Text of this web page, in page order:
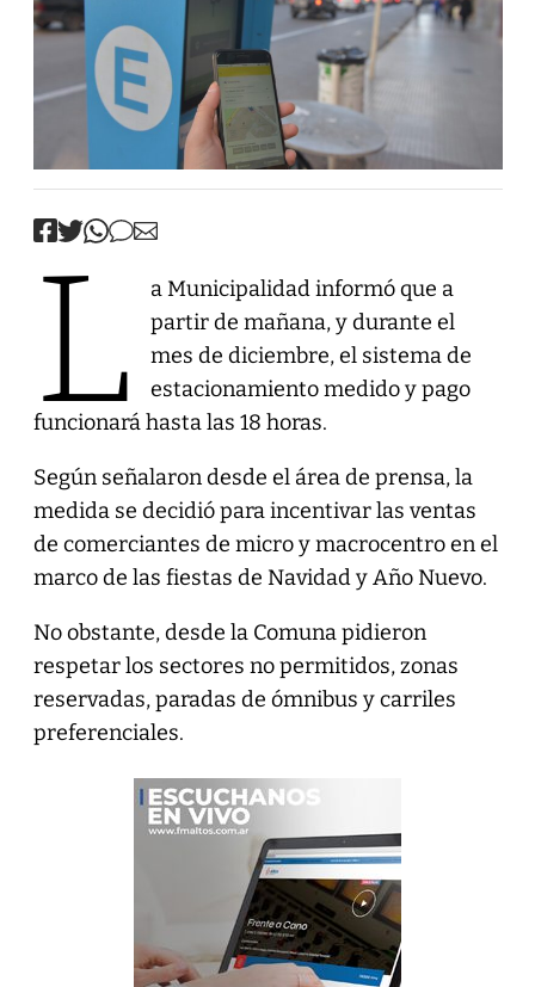
L
a Municipalidad informó que a
partir de mañana, y durante el
mes de diciembre, el sistema de
estacionamiento medido y pago
funcionará hasta las 18 horas.
Según señalaron desde el área de prensa, la
medida se decidió para incentivar las ventas
de comerciantes de micro y macrocentro en el
marco de las fiestas de Navidad y Año Nuevo.
No obstante, desde la Comuna pidieron
respetar los sectores no permitidos, zonas
reservadas, paradas de ómnibus y carriles
preferenciales.